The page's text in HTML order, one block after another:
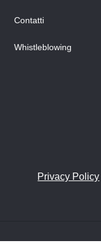
Contatti
Whistleblowing
Privacy Policy